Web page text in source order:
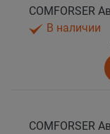
В наличии